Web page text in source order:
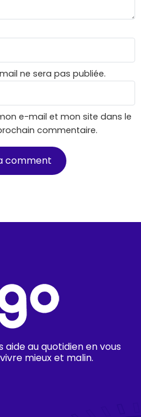
ne sera pas publiée.
e-mail et mon site dans le
commentaire.
aide au quotidien en vous
mieux et malin.